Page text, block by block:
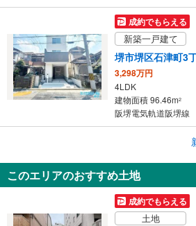
成約でもらえる
新築一戸建て
堺市堺区石津町3
3,298万円
4LDK
建物面積 96.46m2
阪堺電気軌道阪堺線
堺市堺区山本町5
3,990万円
3LDK
建物面積 108.46m2
南海線 「堺」駅 徒歩
このエリアのおすすめ土地
成約でもらえる
土地